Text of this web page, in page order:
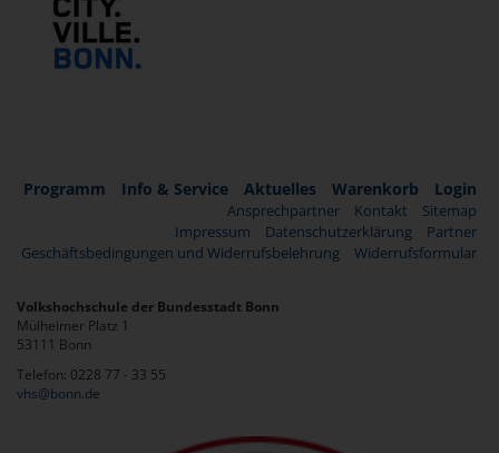
Programm Info & Service Aktuelles Warenkorb Login
Ansprechpartner Kontakt
Sitemap
Impressum
Datenschutzerklärung
Partner
Geschäftsbedingungen und Widerrufsbelehrung
Widerrufsformular
Volkshochschule der Bundesstadt Bonn
Mülheimer Platz 1
53111 Bonn
Telefon: 0228 77 - 33 55
vhs@bonn.de